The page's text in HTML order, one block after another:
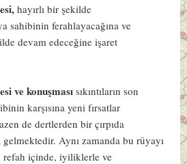
hayırlı bir şekilde
sahibinin ferahlayacağına ve
devam edeceğine işaret
ve konuşmasısıkıntıların son
karşısına yeni fırsatlar
de dertlerden bir çırpıda
Aynı zamanda bu rüyayı
refah içinde, iyiliklerle ve